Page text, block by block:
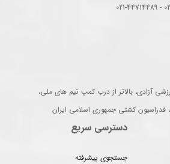
آزادی، بالاتر از درب کمپ تیم های ملی،
فدراسیون کشتی جمهوری اسلامی ایران
دسترسی سریع
جستجوی پیشرفته